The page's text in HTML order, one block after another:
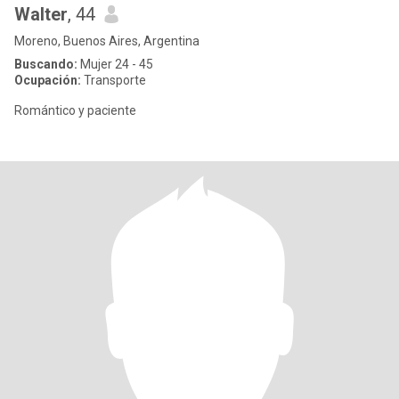
Walter, 44
Moreno, Buenos Aires, Argentina
Buscando: Mujer 24 - 45
Ocupación: Transporte
Romántico y paciente